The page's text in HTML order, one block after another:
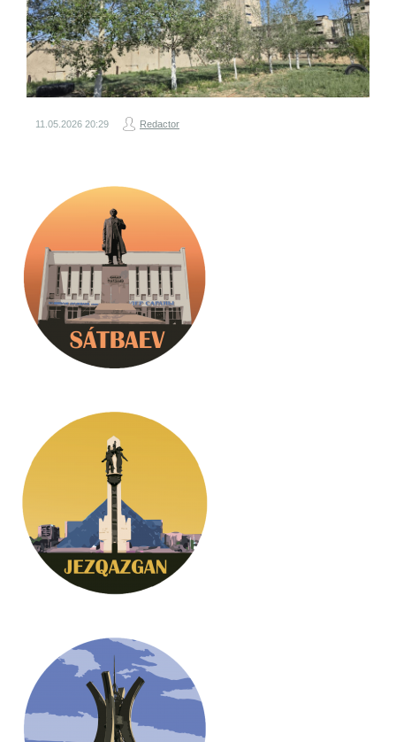
11.05.2026 20:29 Redactor